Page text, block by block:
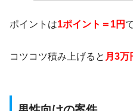
ポイントは1ポイント＝1円
コツコツ積み上げると 月3万